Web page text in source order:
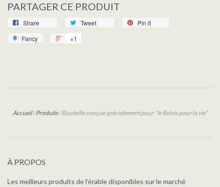
PARTAGER CE PRODUIT
Share Tweet
Pin it
Fancy
+1
Accueil/Produits/Bouteille conçue spécialement pour "le Relais pour la vie"
À PROPOS
Les meilleurs produits de l'érable disponibles sur le marché